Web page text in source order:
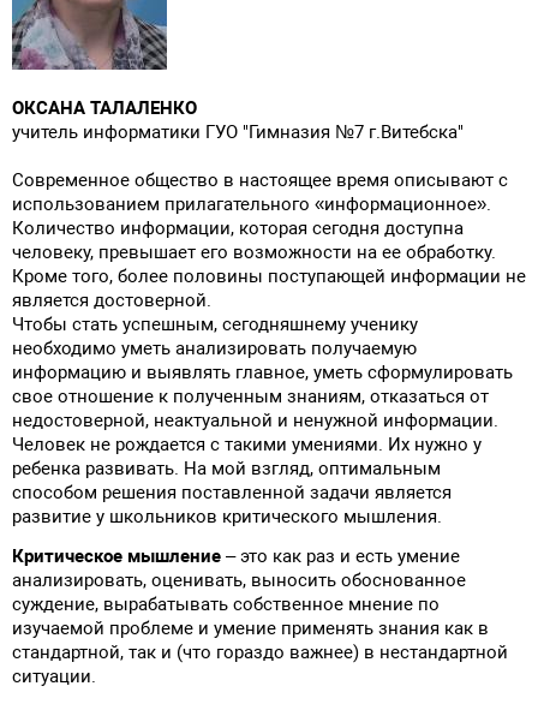
ОКСАНА ТАЛАЛЕНКО
учитель информатики ГУО "Гимназия №7 г.Витебска"
Современное общество в настоящее время описывают с
использованием прилагательного «информационное».
Количество информации, которая сегодня доступна
человеку, превышает его возможности на ее обработку.
Кроме того, более половины поступающей информации не
является достоверной.
Чтобы стать успешным, сегодняшнему ученику
необходимо уметь анализировать получаемую
информацию и выявлять главное, уметь сформулировать
свое отношение к полученным знаниям, отказаться от
недостоверной, неактуальной и ненужной информации.
Человек не рождается с такими умениями. Их нужно у
ребенка развивать. На мой взгляд, оптимальным
способом решения поставленной задачи является
развитие у школьников критического мышления.
Критическое мышление – это как раз и есть умение
анализировать, оценивать, выносить обоснованное
суждение, вырабатывать собственное мнение по
изучаемой проблеме и умение применять знания как в
стандартной, так и (что гораздо важнее) в нестандартной
ситуации.